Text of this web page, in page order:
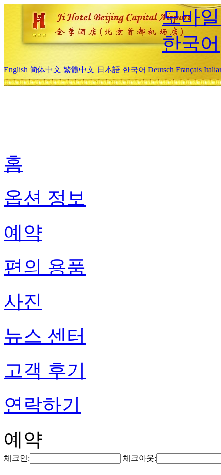
모바
한국어
English 简体中文 繁體中文 日本語 한국어 Deutsch Français
홈
옵션 정보
예약
편의 용품
사진
뉴스 센터
고객 후기
연락하기
예약
체크인: 체크아웃: